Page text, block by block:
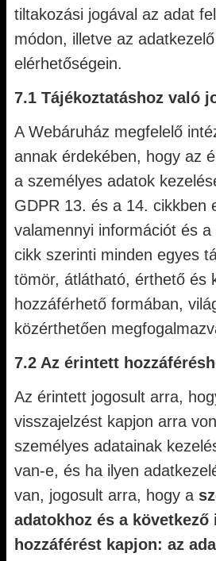
tiltakozási jogával az adat
módon, illetve az
elérhetőségein.
7.1 Tájékoztatáshoz való
A Webáruház megfelelő
annak érdekében, hogy az
a személyes adatok
GDPR 13. és a 14. cikkben
valamennyi információt és
cikk szerinti minden egyes
tömör, átlátható, érthető és
hozzáférhető formában,
közérthetően
7.2 Az érintett
Az érintett jogosult arra,
visszajelzést kapjon arra
személyes adatainak
van-e, és ha ilyen
van, jogosult arra, hogy a
adatokhoz és a
hozzáférést kapjon: az